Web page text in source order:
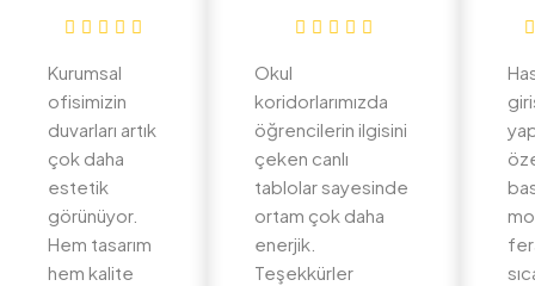
Kurumsal
ofisimizin
duvarları artık
çok daha
estetik
görünüyor.
Hem tasarım
hem kalite
Okul
koridorlarımızda
öğrencilerin ilgisini
çeken canlı
tablolar sayesinde
ortam çok daha
enerjik.
Teşekkürler